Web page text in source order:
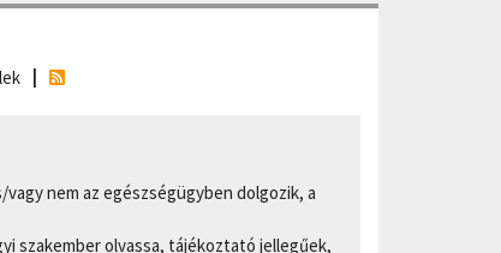
nem az egészségügyben dolgozik, a
szakember olvassa, tájékoztató jellegűek,